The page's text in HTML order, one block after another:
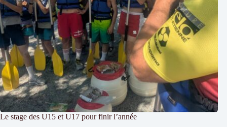
Le stage des U15 et U17 pour finir l’année